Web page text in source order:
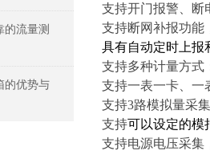
的流量测
的优势与
支持开门报警、断
支持断网补报功能
具有自动定时上报
支持多种计量方式
支持一表一卡、一
支持3路模拟量采集
支持可以设定的模
支持电源电压采集